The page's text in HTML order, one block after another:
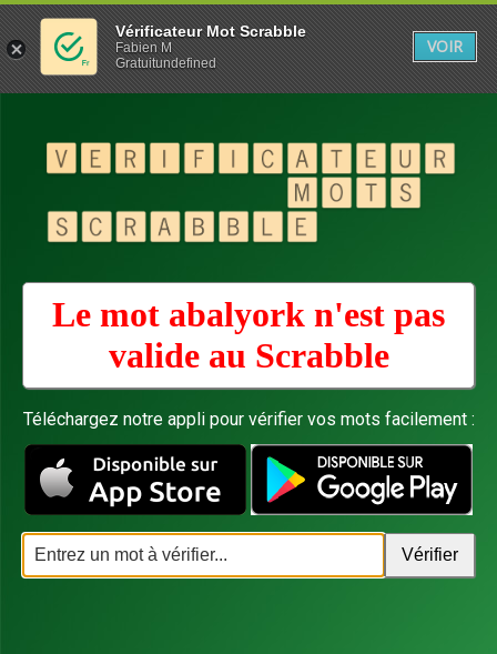
Le mot abalyork n'est pas
valide au Scrabble
Téléchargez notre appli pour vérifier vos mots facilement :
Vérificateur Mot Scrabble
Fabien M
Gratuitundefined
VOIR